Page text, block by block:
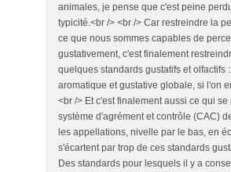
animales, je pense que c'est peine
typicité.<br /> <br /> Car restreindre la
ce que nous sommes capables de
gustativement, c'est finalement
quelques standards gustatifs et olfactifs
aromatique et gustative globale, si l'on
<br /> Et c'est finalement aussi ce qui
système d'agrément et contrôle (CAC)
les appellations, nivelle par le bas, en
s'écartent par trop de ces standards
Des standards pour lesquels il y a